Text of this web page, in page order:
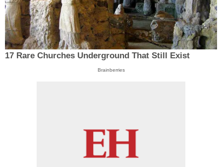
17 Rare Churches Underground That Still Exist
Brainberries